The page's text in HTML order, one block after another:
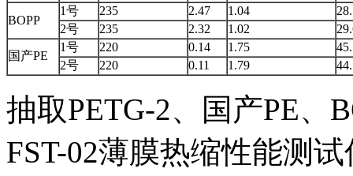
BOPP
1号 235 2.47 1.04
2号
235 2.32 1.02
国产PE
1号 220 0.14 1.75
2号
220 0.11 1.79
抽取PETG-2、国产PE、
FST-02薄膜热缩性能测